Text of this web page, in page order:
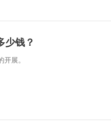
少钱？
展。